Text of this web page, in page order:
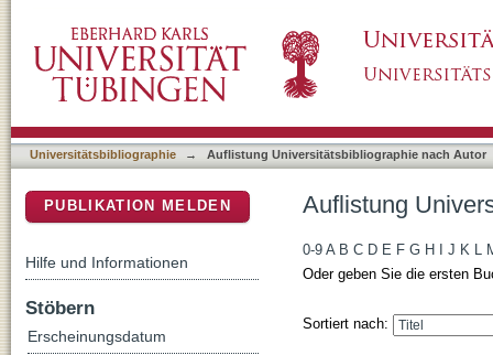
Universitätsbibliographie → Auflistung Universitätsbibliographie nach Autor
Auflistung
0-9 A B C D E F G H J K L
Oder geben Sie die ersten
Sortiert nach:
PUBLIKATION MELDEN
Hilfe und Informationen
Stöbern
Erscheinungsdatum